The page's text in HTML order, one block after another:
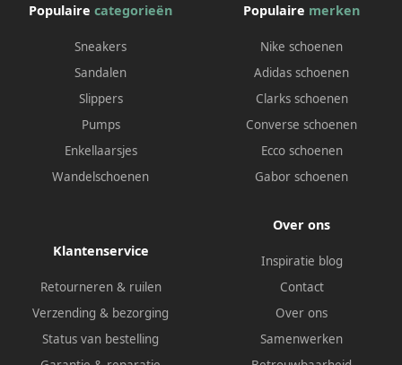
Populaire categorieën
Sneakers
Sandalen
Slippers
Pumps
Enkellaarsjes
Wandelschoenen
Populaire merken
Nike schoenen
Adidas schoenen
Clarks schoenen
Converse schoenen
Ecco schoenen
Gabor schoenen
Klantenservice
Retourneren & ruilen
Verzending & bezorging
Status van bestelling
Over ons
Inspiratie blog
Contact
Over ons
Samenwerken